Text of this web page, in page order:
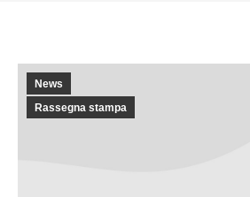
News
Rassegna stampa